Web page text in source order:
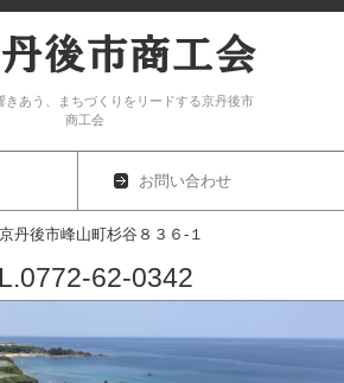
きあう、まちづくりをリードする京丹後市
商工会
お問い合わせ
丹後市峰山町杉谷８３６-１
62-0342